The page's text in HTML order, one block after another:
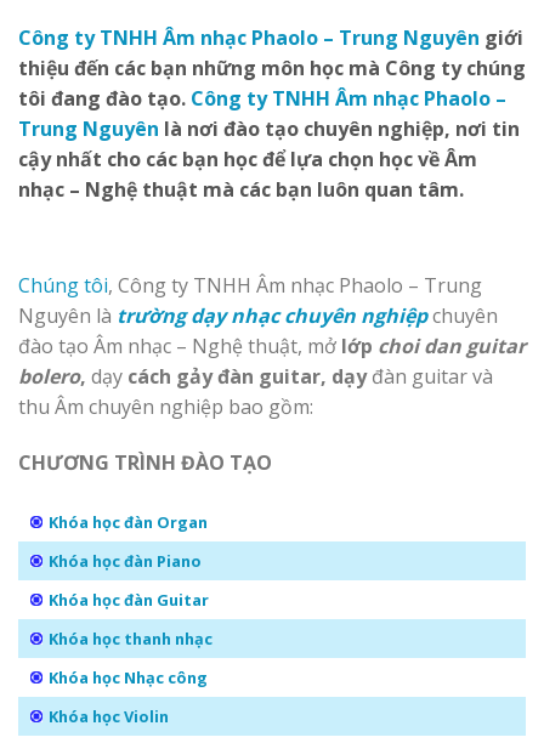
Công ty TNHH Âm nhạc Phaolo – Trung Nguyên giới
thiệu đến các bạn những môn học mà Công ty chúng
tôi đang đào tạo. Công ty TNHH Âm nhạc Phaolo –
Trung Nguyên là nơi đào tạo chuyên nghiệp, nơi tin
cậy nhất cho các bạn học để lựa chọn học về Âm
nhạc – Nghệ thuật mà các bạn luôn quan tâm.
Chúng tôi, Công ty TNHH Âm nhạc Phaolo – Trung
Nguyên là trường dạy nhạc chuyên nghiệpchuyên
đào tạo Âm nhạc – Nghệ thuật, mở lớp choi dan guitar
bolero, dạy cách gảy đàn guitar, dạyđàn guitar và
thu Âm chuyên nghiệp bao gồm:
CHƯƠNG TRÌNH ĐÀO TẠO
Khóa học đàn Organ
Khóa học đàn Piano
Khóa học đàn Guitar
Khóa học thanh nhạc
Khóa học Nhạc công
Khóa học Violin